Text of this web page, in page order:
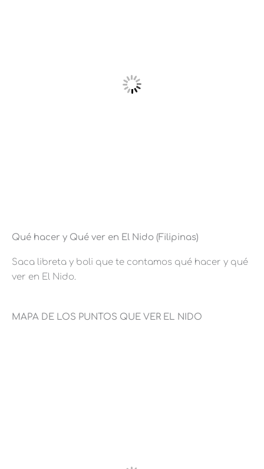
Qué hacer y Qué ver en El Nido (Filipinas)
Saca libreta y boli que te contamos qué hacer y qué
ver en El Nido.
MAPA DE LOS PUNTOS QUE VER EL NIDO